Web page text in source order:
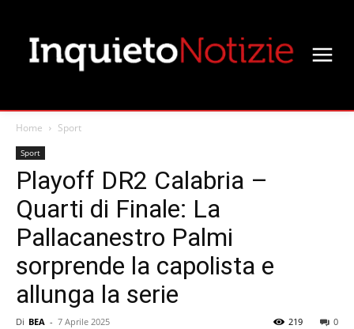
Home Sport
Sport
Playoff DR2 Calabria –
Quarti di Finale: La
Pallacanestro Palmi
sorprende la capolista e
allunga la serie
Di BEA - 7 Aprile 2025 0
219